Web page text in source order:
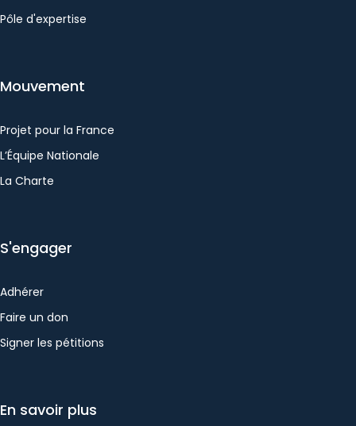
Pôle d'expertise
Mouvement
Projet pour la France
L’Équipe Nationale
La Charte
S'engager
Adhérer
Faire un don
Signer les pétitions
En savoir plus